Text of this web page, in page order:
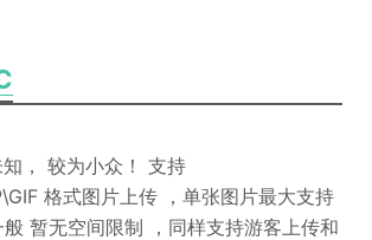
， 较为小众！ 支持
格式图片上传 ，单张图片最大支持
暂无空间限制 ，同样支持游客上传和